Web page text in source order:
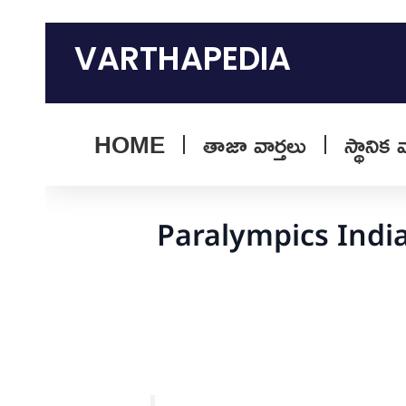
contentVARTHAPEDIA
HOME
తాజా వార్తలు స్థానిక
Paralympics